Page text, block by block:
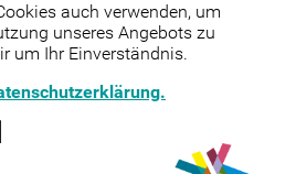
auch verwenden, um
unseres Angebots zu
um Ihr Einverständnis.